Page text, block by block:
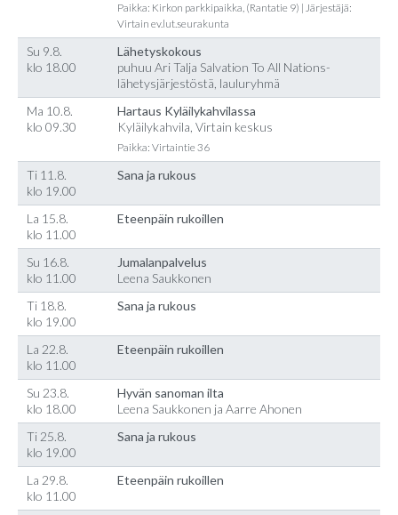
Paikka: Kirkon parkkipaikka, (Rantatie 9) | Järjestäjä:
Virtain ev.lut.seurakunta
Su 9.8.
klo 18.00
Lähetyskokous
puhuu Ari Talja Salvation To All Nations-
lähetysjärjestöstä, lauluryhmä
Ma 10.8.
klo 09.30
Hartaus Kyläilykahvilassa
Kyläilykahvila, Virtain keskus
Paikka: Virtaintie 36
Ti 11.8.
klo 19.00
Sana ja rukous
La 15.8.
klo 11.00
Eteenpäin rukoillen
Su 16.8.
klo 11.00
Jumalanpalvelus
Leena Saukkonen
Ti 18.8.
klo 19.00
Sana ja rukous
La 22.8.
klo 11.00
Eteenpäin rukoillen
Su 23.8.
klo 18.00
Hyvän sanoman ilta
Leena Saukkonen ja Aarre Ahonen
Ti 25.8.
klo 19.00
Sana ja rukous
La 29.8.
klo 11.00
Eteenpäin rukoillen